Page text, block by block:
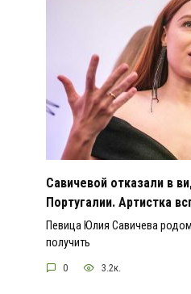
Савичевой отказали в
Португалии. Артистка
Певица Юлия Савичева
получить
0 3.2к.